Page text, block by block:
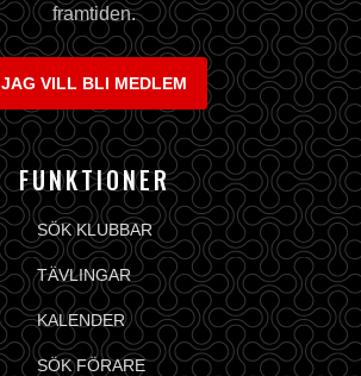
framtiden.
JAG VILL BLI MEDLEM
FUNKTIONER
SÖK KLUBBAR
TÄVLINGAR
KALENDER
SÖK FÖRARE